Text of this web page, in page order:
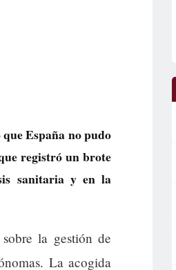
España no pudo
registró un brote
sanitaria y en la
la gestión de
La acogida